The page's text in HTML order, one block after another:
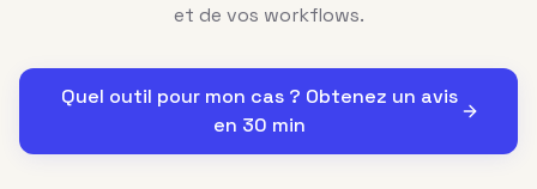
et de vos workflows.
Quel outil pour mon cas ? Obtenez un avis
en 30 min